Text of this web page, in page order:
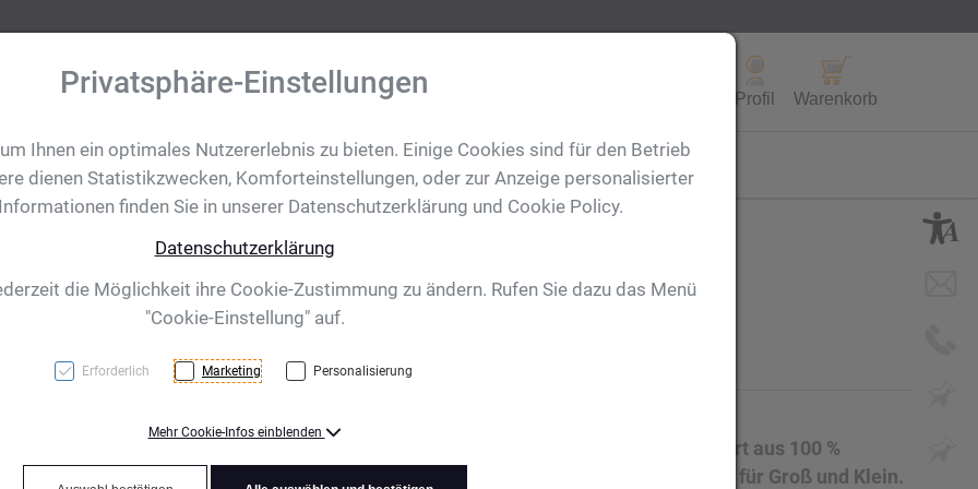
Profil Warenkorb
Ihre Eventanfrage Shop für CH/FL
bedrucktem Shirt
Dieses hochwertige Kuscheltier mit bedruckbarem Shirt aus 100 %
Polyester ist ein ideales, personalisierbares Geschenk für Groß und Klein.
Privatsphäre-Einstellungen
Ihnen ein optimales Nutzererlebnis zu bieten. Einige Cookies sind für den Betrieb
dienen Statistikzwecken, Komforteinstellungen, oder zur Anzeige personalisierter
finden Sie in unserer Datenschutzerklärung und Cookie Policy.
Datenschutzerklärung
die Möglichkeit ihre Cookie-Zustimmung zu ändern. Rufen Sie dazu das Menü
"Cookie-Einstellung" auf.
Erforderlich Marketing Personalisierung
Mehr Cookie-Infos einblenden